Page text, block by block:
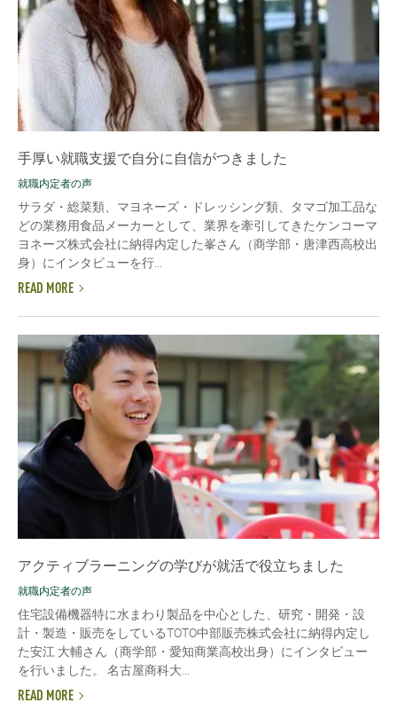
手厚い就職支援で自分に自信がつきました
就職内定者の声
サラダ・総菜類、マヨネーズ・ドレッシング類、タマゴ加工品な
どの業務用食品メーカーとして、業界を牽引してきたケンコーマ
ヨネーズ株式会社に納得内定した峯さん（商学部・唐津西高校出
身）にインタビューを行...
READ MORE
アクティブラーニングの学びが就活で役立ちました
就職内定者の声
住宅設備機器特に水まわり製品を中心とした、研究・開発・設
計・製造・販売をしているTOTO中部販売株式会社に納得内定し
た安江 大輔さん（商学部・愛知商業高校出身）にインタビュー
を行いました。 名古屋商科大...
READ MORE